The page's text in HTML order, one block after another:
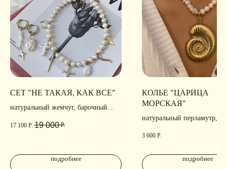
СЕТ "НЕ ТАКАЯ, КАК ВСЕ"
натуральный жемчуг, барочный
родирование
17 100 Р. 19 000 Р.
подробнее
КОЛЬЕ "ЦАРИЦА
МОРСКАЯ"
натуральный перламутр,
3 600 Р.
подробнее